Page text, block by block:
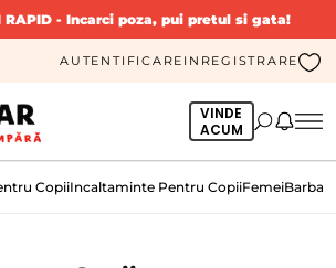
RAPID- Incarci poza, pui pretul si gata!
AUTENTIFICARE INREGISTRARE
VINDE
ACUM
CopiiIncaltaminte Pentru CopiiFemeiBarbati